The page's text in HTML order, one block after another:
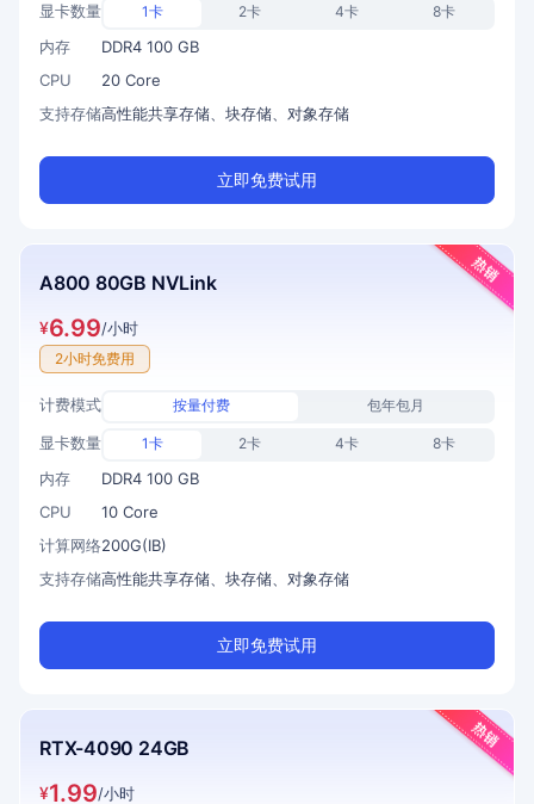
显卡数量 1卡 2卡 4卡 8卡
内存
DDR4 100 GB
CPU
20 Core
支持存储高性能共享存储、块存储、对象存储
立即免费试用
A800 80GB NVLink
¥6.99/小时
2小时免费用
计费模式 按量付费 包年包月
显卡数量 1卡 2卡 4卡 8卡
内存
DDR4 100 GB
CPU
10 Core
计算网络200G(IB)
支持存储高性能共享存储、块存储、对象存储
立即免费试用
RTX-4090 24GB
¥1.99/小时